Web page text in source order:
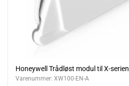
Honeywell Trådløst modul til X-serien
Varenummer: XW100-EN-A